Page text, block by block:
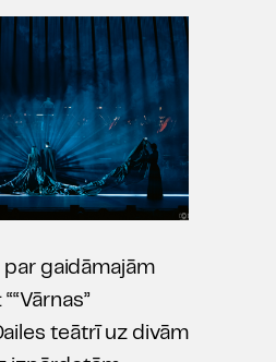
par gaidāmajām
teātrī uz divām